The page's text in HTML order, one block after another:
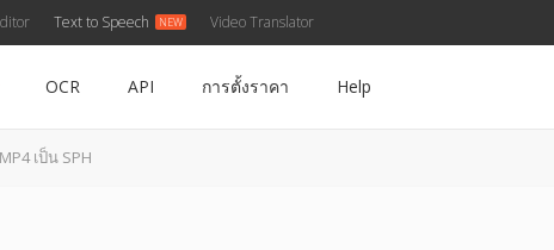
Text to Speech Video Translator
OCR API การตั้งราคา Help
MP4 เป็น SPH